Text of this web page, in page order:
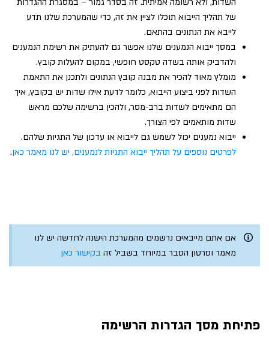
של תהליך הייבוא תוכלו לציין את זה, כדי שהמערכת שלנו תדע
לייבא את הנתונים בהתאם.
במסך ייבוא הנמענים שלנו אפשר גם להעתיק את רשימת הנמענים
ולהדביק אותה בשדה טקסט חופשי, במקום להעלות קובץ.
מומלץ מאוד להכיר את מבנה קובץ הנתונים ולתכנן את התאמת
השדות לפני ביצוע הייבוא, כלומר לדעת אילו שדות יש בקובץ, איך
הם מתאימים לשדות ברב-מסר, ולהכין ברשימה שלכם מראש
שדות מותאמים לפי הצורך.
ייבוא נמענים יכול לשמש גם לייבוא או עדכון של התגיות שלהם.
לפרטים נוספים על תהליך ייבוא התגיות לנמענים, יש לנו מאמר כאן.
אם אתם מייבאים נרשמים מהמערכת הישנה לחדשה יש לנו
מאמר וסרטון הסבר במיוחד בשביל זה בקישור כאן
פתיחת מסך הגדרות הרשימה